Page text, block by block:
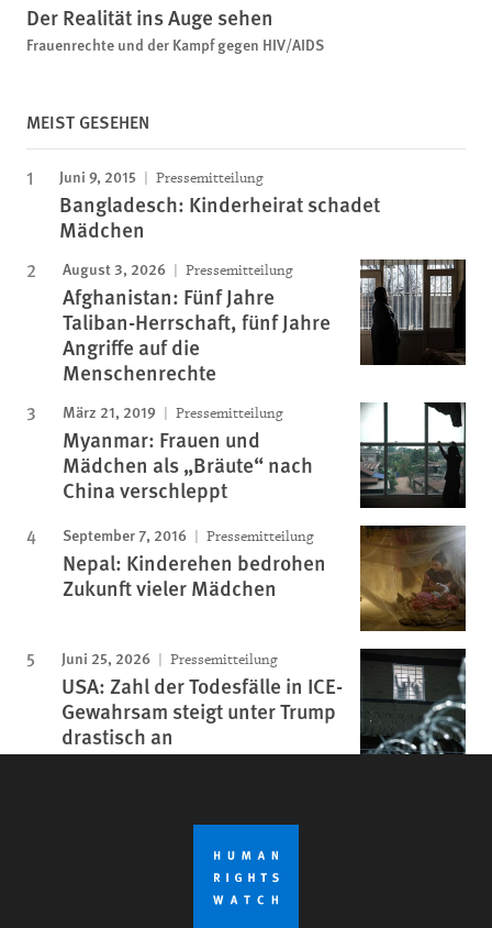
Der Realität ins Auge sehen
Frauenrechte und der Kampf gegen HIV/AIDS
MEIST GESEHEN
Juni 9, 2015 Pressemitteilung
Bangladesch: Kinderheirat schadet
Mädchen
August 3, 2026 Pressemitteilung
Afghanistan: Fünf Jahre
Taliban-Herrschaft, fünf Jahre
Angriffe auf die
Menschenrechte
März 21, 2019 Pressemitteilung
Myanmar: Frauen und
Mädchen als „Bräute“ nach
China verschleppt
September 7, 2016 Pressemitteilung
Nepal: Kinderehen bedrohen
Zukunft vieler Mädchen
Juni 25, 2026 Pressemitteilung
USA: Zahl der Todesfälle in ICE-
Gewahrsam steigt unter Trump
drastisch an